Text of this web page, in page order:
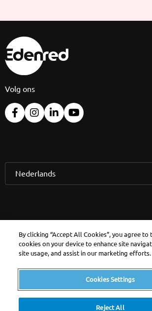
Volg ons
Nederlands
Raadpleeg uw
Persoonlijke
By clicking “Accept All Cookies”, you agree
cookies on your device to enhance site
site usage, and assist in our marketing efforts.
Cookies Settings
Reject All